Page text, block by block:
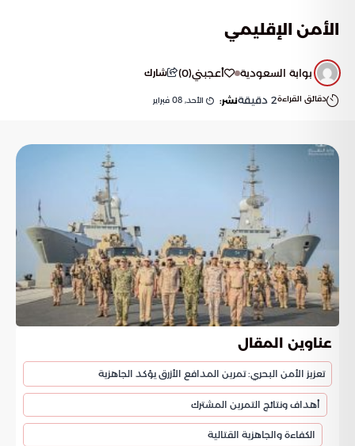
الأمن الإقليمي
بوابة السعودية أعجبني(
0
) شارك
دقائق القراءة2 دقيقةنشر: الأحد, 08 فبراير
عناوين المقال
تعزيز الأمن البحري: تمرين المدافع الأزرق يؤكد الجاهزية
أهداف ونتائج التمرين المشترك
الكفاءة والجاهزية القتالية